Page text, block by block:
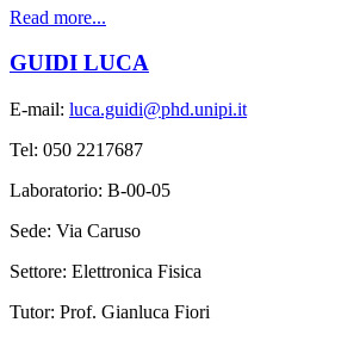
Read more...
GUIDI LUCA
E-mail: luca.guidi@phd.unipi.it
Tel: 050 2217687
Laboratorio: B-00-05
Sede: Via Caruso
Settore: Elettronica Fisica
Tutor: Prof. Gianluca Fiori